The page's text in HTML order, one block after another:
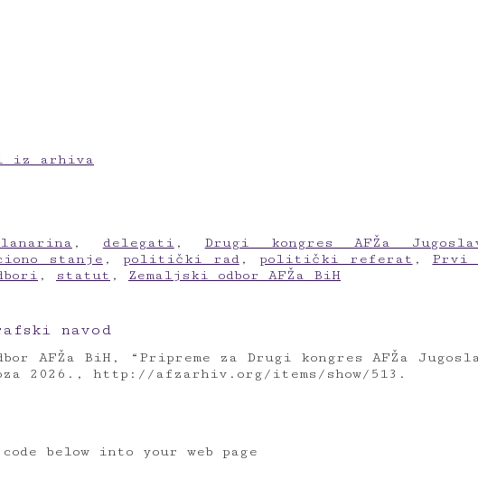
iz arhiva
, delegati , Drugi kongres AFŽa
stanje , politički rad, politički referat , Prvi
, statut , Zemaljski odbor AFŽa BiH
navod
AFŽa BiH, “Pripreme za Drugi kongres AFŽa
2026., http://afzarhiv.org/items/show/513 .
below into your web page